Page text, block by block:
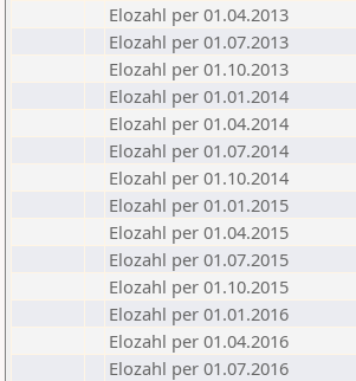
Elozahl per 01.04.2013
Elozahl per 01.07.2013
Elozahl per 01.10.2013
Elozahl per 01.01.2014
Elozahl per 01.04.2014
Elozahl per 01.07.2014
Elozahl per 01.10.2014
Elozahl per 01.01.2015
Elozahl per 01.04.2015
Elozahl per 01.07.2015
Elozahl per 01.10.2015
Elozahl per 01.01.2016
Elozahl per 01.04.2016
Elozahl per 01.07.2016